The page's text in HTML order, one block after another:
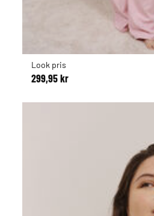
Look pris
299,95 kr